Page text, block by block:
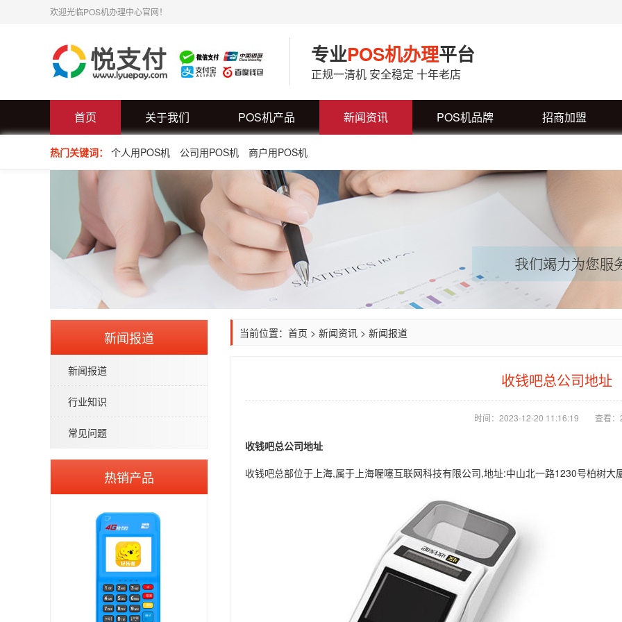
欢迎光临POS机办理中心官网！
专业POS机办理平台
正规一清机 安全稳定 十年老店
首页 关于我们 POS机产品 新闻资讯 POS机品牌 招商加盟
热门关键词： 个人用POS机 公司用POS机 商户用POS机
新闻报道
新闻报道
行业知识
常见问题
热销产品
当前位置： 首页 > 新闻资讯 > 新闻报道
收钱吧总公司地址
时间：2023-12-20 11:16:19 查看：
收钱吧总公司地址
收钱吧总部位于上海,属于上海喔噻互联网科技有限公司,地址:中山北一路1230号柏树大